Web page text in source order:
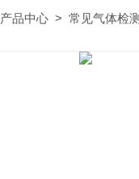
产品中心 > 常见气体检